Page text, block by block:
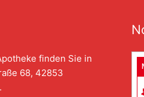
finden Sie in
68, 42853